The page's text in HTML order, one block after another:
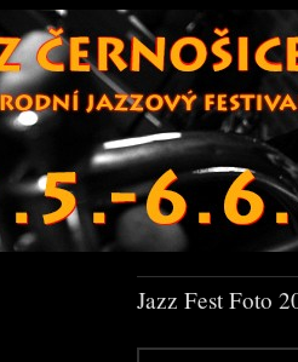
Jazz Fest Foto